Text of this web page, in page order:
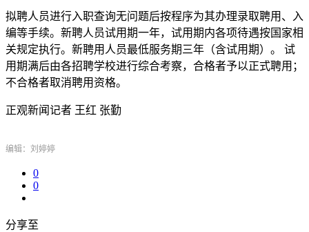
拟聘人员进行入职查询无问题后按程序为其办理录取聘用、入
编等手续。新聘人员试用期一年，试用期内各项待遇按国家相
关规定执行。新聘用人员最低服务期三年（含试用期）。 试
用期满后由各招聘学校进行综合考察，合格者予以正式聘用；
不合格者取消聘用资格。
正观新闻记者 王红 张勤
编辑：刘婷婷
0
0
分享至